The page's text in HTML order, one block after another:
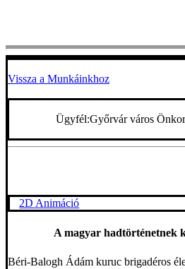
Vissza a Munkáinkhoz
Ügyfél:Győrvár város
2D Animáció
A magyar hadtörténetnek
Béri-Balogh Ádám kuruc brigadéros